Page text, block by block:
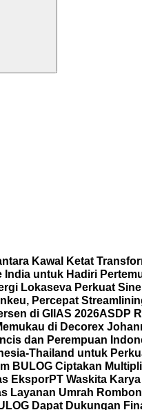
Kawal Ketat
India untuk Hadiri
Lokaseva Perkuat
Percepat
di GIIAS 2026ASDP
di Decorex
dan Perempuan
Thailand untuk
BULOG Ciptakan
EksporPT Waskita
Layanan Umrah
Dapat Dukungan